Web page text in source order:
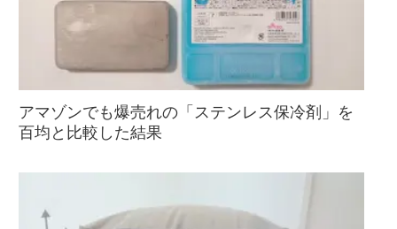
アマゾンでも爆売れの「ステンレス保冷剤」を
百均と比較した結果